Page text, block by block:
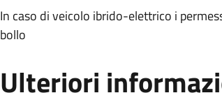
In caso di veicolo ibrido-elettrico i
bollo
Ulteriori